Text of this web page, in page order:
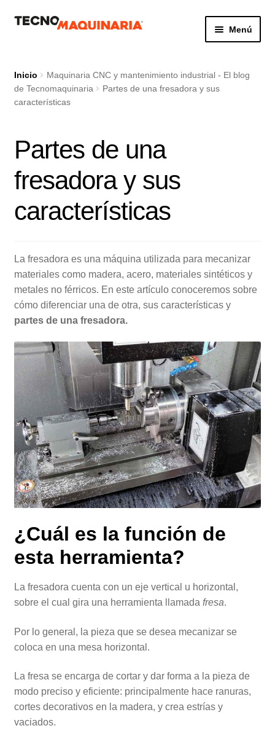
IrIr
Menú
Nosotros
Servicio
Contacto
Inicio
Maquinaria CNC y mantenimiento industrial - El blog
de Tecnomaquinaria
Partes de una fresadora y sus
características
Partes de una
fresadora y sus
características
La fresadora es una máquina utilizada para mecanizar
materiales como madera, acero, materiales sintéticos y
metales no férricos. En este artículo conoceremos sobre
cómo diferenciar una de otra, sus características y
partes de una fresadora.
¿Cuál es la función de
esta herramienta?
La fresadora cuenta con un eje vertical u horizontal,
sobre el cual gira una herramienta llamada fresa.
Por lo general, la pieza que se desea mecanizar se
coloca en una mesa horizontal.
La fresa se encarga de cortar y dar forma a la pieza de
modo preciso y eficiente: principalmente hace ranuras,
cortes decorativos en la madera, y crea estrías y
vaciados.